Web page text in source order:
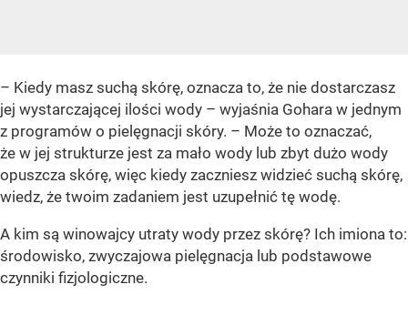
– Kiedy masz suchą skórę, oznacza to, że nie dostarczasz
jej wystarczającej ilości wody – wyjaśnia Gohara w jednym
z programów o pielęgnacji skóry. – Może to oznaczać,
że w jej strukturze jest za mało wody lub zbyt dużo wody
opuszcza skórę, więc kiedy zaczniesz widzieć suchą skórę,
wiedz, że twoim zadaniem jest uzupełnić tę wodę.
A kim są winowajcy utraty wody przez skórę? Ich imiona to:
środowisko, zwyczajowa pielęgnacja lub podstawowe
czynniki fizjologiczne.